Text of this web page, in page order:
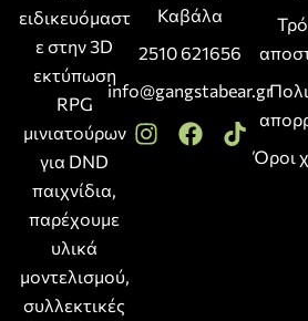
ειδικευόμαστ
ε στην 3D
εκτύπωση
RPG
μινιατούρων
για DND
παιχνίδια,
παρέχουμε
υλικά
μοντελισμού,
συλλεκτικές
Καβάλα
2510 621656
info@gangstabear.gr
Όροι